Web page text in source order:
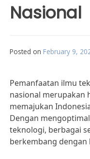
Nasional
Posted on February 9,
Pemanfaatan ilmu
nasional merupakan
memajukan
Dengan
teknologi, berbagai
berkembang dengan